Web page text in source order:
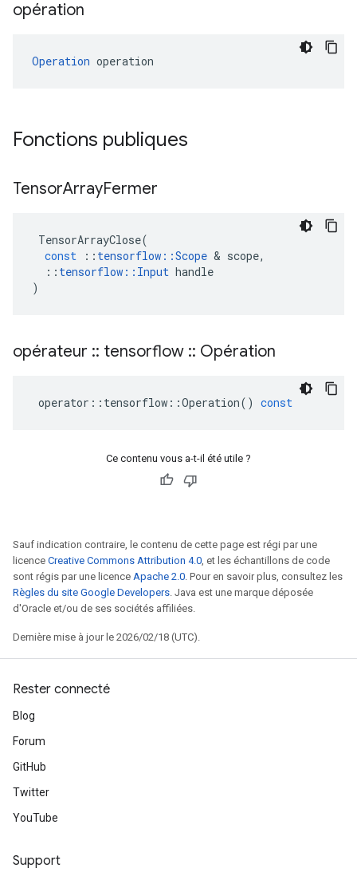
opération
Operation operation
Fonctions publiques
TensorArrayFermer
TensorArrayClose(
const
:: tensorflow ::Scope & scope,
:: tensorflow :: Input handle
)
opérateur :: tensorflow :: Opération
operator :: tensorflow ::Operation() const
Ce contenu vous a-t-il été utile ?
Sauf indication contraire, le contenu de cette page est régi par une
licence Creative Commons Attribution 4.0, et les échantillons de code
sont régis par une licence Apache 2.0. Pour en savoir plus, consultez les
Règles du site Google Developers. Java est une marque déposée
d'Oracle et/ou de ses sociétés affiliées.
Dernière mise à jour le 2026/02/18 (UTC).
Rester connecté
Blog
Forum
GitHub
Twitter
YouTube
Support